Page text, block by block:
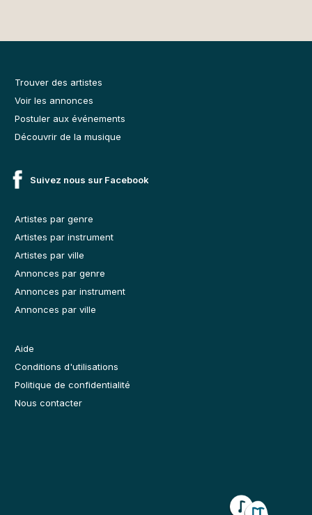
Trouver des artistes
Voir les annonces
Postuler aux événements
Découvrir de la musique
Suivez nous sur Facebook
Artistes par genre
Artistes par instrument
Artistes par ville
Annonces par genre
Annonces par instrument
Annonces par ville
Aide
Conditions d'utilisations
Politique de confidentialité
Nous contacter